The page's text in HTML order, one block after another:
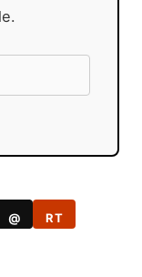
@ RT